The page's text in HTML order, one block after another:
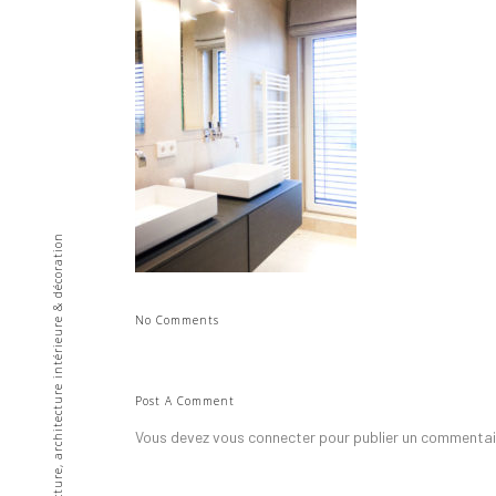
• Architecture, architecture intérieure & décoration No Comments
Post A Comment
Vous devezvous connecter pour publier un